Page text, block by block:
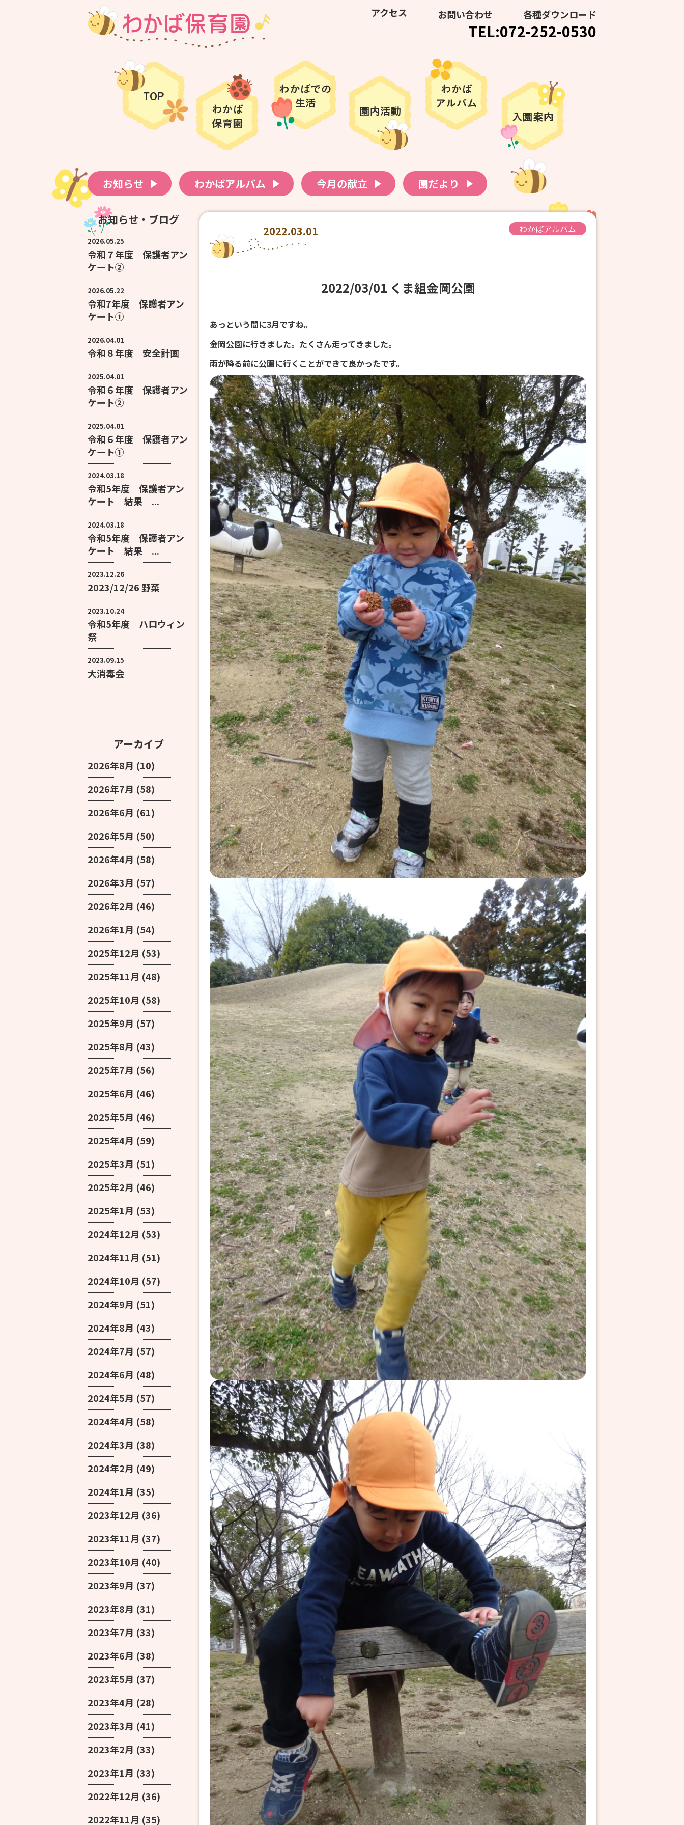
アクセス お問い合わせ 各種ダウンロード
TEL:072-252-0530
お知らせ わかばアルバム 今月の献立 園だより
お知らせ・ブログ
2026.05.25
令和７年度 保護者アン
ケート②
2026.05.22
令和7年度 保護者アン
ケート①
2026.04.01
令和８年度 安全計画
2025.04.01
令和６年度 保護者アン
ケート②
2025.04.01
令和６年度 保護者アン
ケート①
2024.03.18
令和5年度 保護者アン
ケート 結果 ...
2024.03.18
令和5年度 保護者アン
ケート 結果 ...
2023.12.26
2023/12/26 野菜
2023.10.24
令和5年度 ハロウィン
祭
2023.09.15
大消毒会
アーカイブ
2026年8月 (10)
2026年7月 (58)
2026年6月 (61)
2026年5月 (50)
2026年4月 (58)
2026年3月 (57)
2026年2月 (46)
2026年1月 (54)
2025年12月 (53)
2025年11月 (48)
2025年10月 (58)
2025年9月 (57)
2025年8月 (43)
2025年7月 (56)
2025年6月 (46)
2025年5月 (46)
2025年4月 (59)
2025年3月 (51)
2025年2月 (46)
2025年1月 (53)
2024年12月 (53)
2024年11月 (51)
2024年10月 (57)
2024年9月 (51)
2024年8月 (43)
2024年7月 (57)
2024年6月 (48)
2024年5月 (57)
2024年4月 (58)
2024年3月 (38)
2024年2月 (49)
2024年1月 (35)
2023年12月 (36)
2023年11月 (37)
2023年10月 (40)
2023年9月 (37)
2023年8月 (31)
2023年7月 (33)
2023年6月 (38)
2023年5月 (37)
2023年4月 (28)
2023年3月 (41)
2023年2月 (33)
2023年1月 (33)
2022年12月 (36)
2022年11月 (35)
2022.03.01 わかばアルバム
2022/03/01 くま組金岡公園
あっという間に3月ですね。
金岡公園に行きました。たくさん走ってきました。
雨が降る前に公園に行くことができて良かったです。